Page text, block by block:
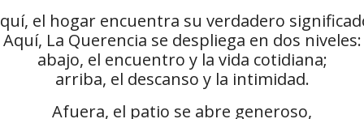
el hogar encuentra su verdadero
Aquí, La Querencia se despliega en dos niveles:
abajo, el encuentro y la vida cotidiana;
arriba, el descanso y la intimidad.
Afuera, el patio se abre generoso,